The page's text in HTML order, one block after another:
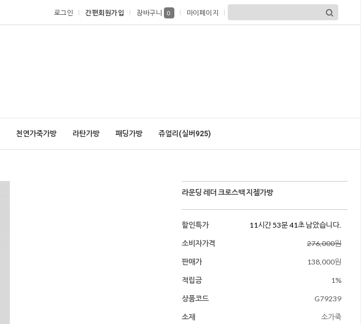
로그인 간편회원가입 장바구니 0 마이페이지
천연가죽가방 라탄가방 패딩가방 쥬얼리(실버925)
라운딩 레더 크로스백 지젤가방
할인특가
11시간 53분 40초 남았습니다.
소비자가격
276,000원
판매가
138,000원
적립금
1%
상품코드
G79239
소재
소가죽